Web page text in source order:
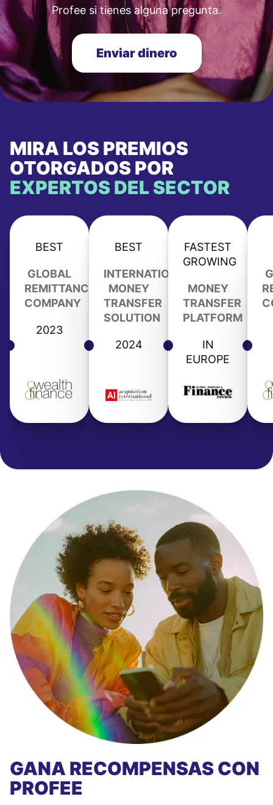
Profee si tienes alguna pregunta.
Enviar dinero
MIRA LOS PREMIOS
OTORGADOS POR
EXPERTOS DEL SECTOR
BEST
GLOBAL
REMITTANCE
COMPANY
2023
BEST
INTERNATIONAL
MONEY
TRANSFER
SOLUTION
2024
FASTEST
GROWING
MONEY
TRANSFER
PLATFORM
IN
EUROPE
GANA RECOMPENSAS CON
PROFEE